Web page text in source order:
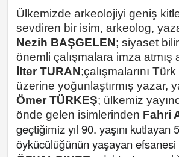
Ülkemizde arkeolojiyi geniş
sevdiren bir isim, arkeolog,
Nezih BAŞGELEN; siyaset
önemli çalışmalara imza atmış
İlter TURAN;çalışmalarını Türk
üzerine yoğunlaştırmış yazar,
Ömer TÜRKEŞ; ülkemiz
önde gelen isimlerinden Fahri
geçtiğimiz yıl 90. yaşını kutlayan
öykücülüğünün yaşayan